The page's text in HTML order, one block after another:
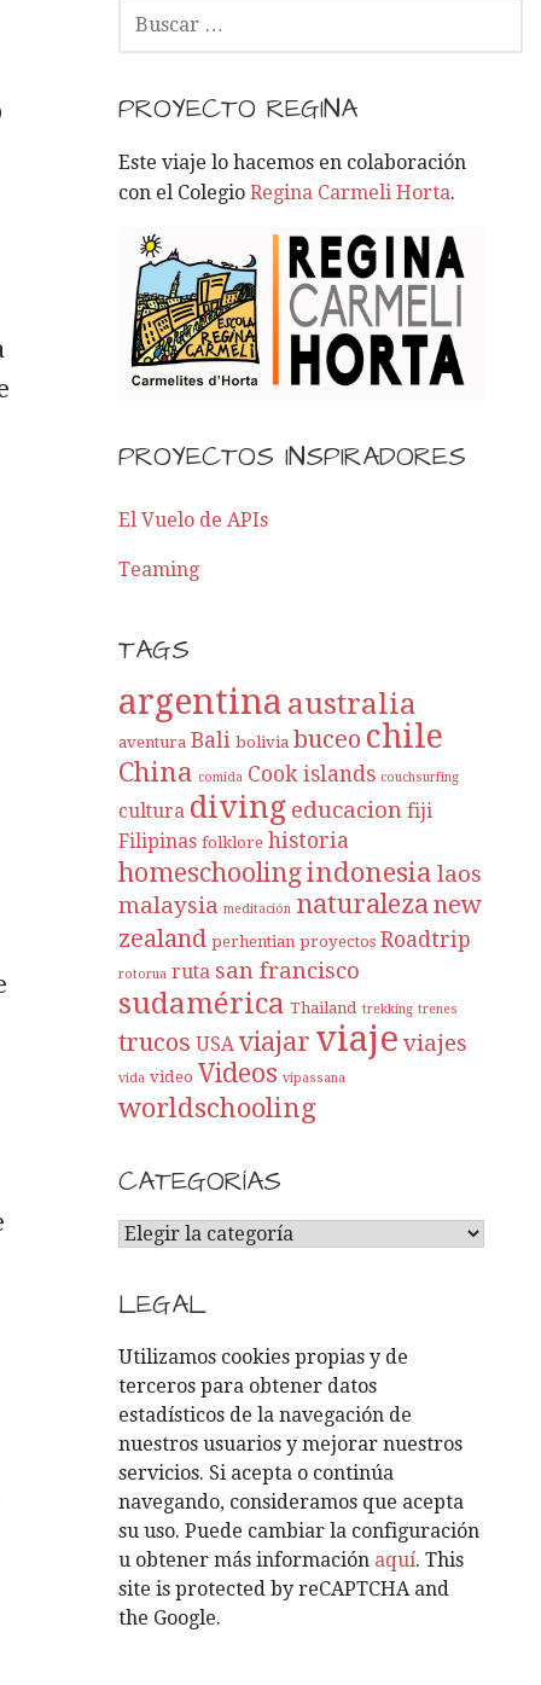
C
R
:
PROYECTO REGINA
Este viaje lo hacemos en colaboración
con el ColegioRegina Carmeli Horta.
PROYECTOS INSPIRADORES
El Vuelo de APIs
Teaming
TAGS
argentina australia
aventura Bali bolivia buceo chile
China comida Cook islands couchsurfing
cultura diving educacion fiji
Filipinas folklore historia
homeschoolingindonesia laos
malaysia meditación naturalezanew
zealand perhentian proyectos Roadtrip
rotorua ruta san francisco
sudamérica Thailand trekking trenes
trucos USA viajar viaje viajes
vida video Videos vipassana
worldschooling
CATEGORÍAS
C
T
E
G
O
R
Í
A
S
LEGAL
Utilizamos cookies propias y de
terceros para obtener datos
estadísticos de la navegación de
nuestros usuarios y mejorar nuestros
servicios. Si acepta o continúa
navegando, consideramos que acepta
su uso. Puede cambiar la configuración
u obtener más información aquí. This
site is protected by reCAPTCHA and
the Google.